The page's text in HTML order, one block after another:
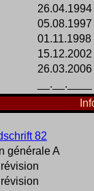
26.04.1994
05.08.1997
01.11.1998
15.12.2002
26.03.2006
__.__.____
82
générale A